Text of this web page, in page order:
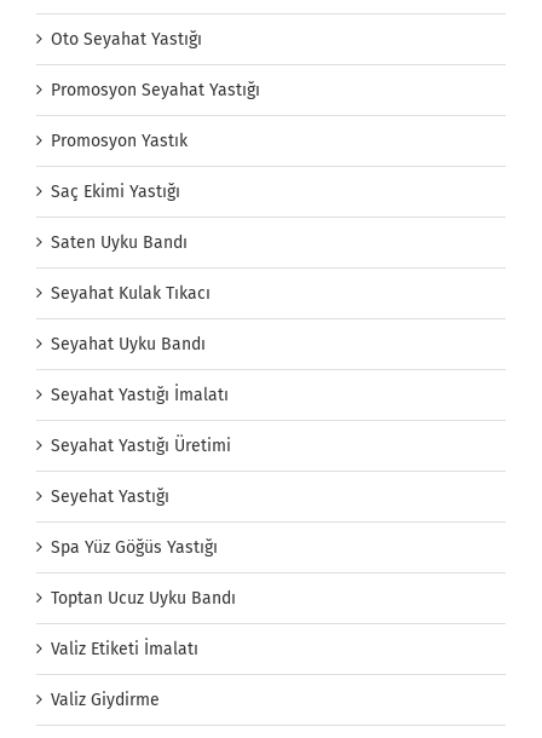
Oto Seyahat Yastığı
Promosyon Seyahat Yastığı
Promosyon Yastık
Saç Ekimi Yastığı
Saten Uyku Bandı
Seyahat Kulak Tıkacı
Seyahat Uyku Bandı
Seyahat Yastığı İmalatı
Seyahat Yastığı Üretimi
Seyehat Yastığı
Spa Yüz Göğüs Yastığı
Toptan Ucuz Uyku Bandı
Valiz Etiketi İmalatı
Valiz Giydirme